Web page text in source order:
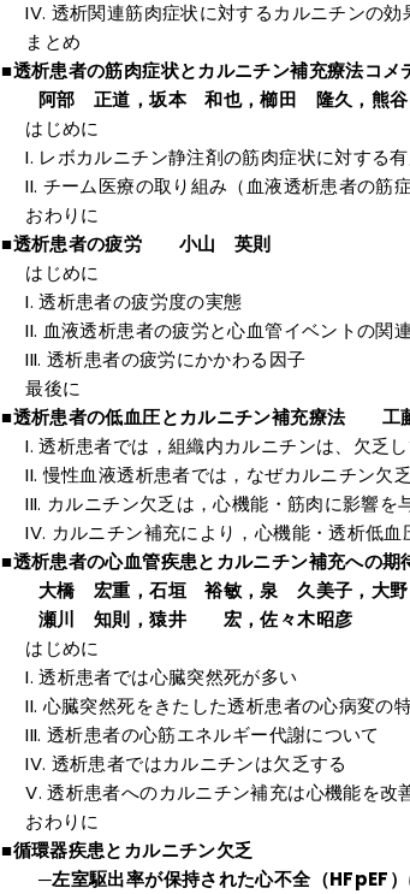
透析関連筋肉症状に対するカルニチンの効
まとめ
■透析患者の筋肉症状とカルニチン補充療法コメ
阿部 正道，坂本 和也，櫛田 隆久，熊
はじめに
レボカルニチン静注剤の筋肉症状に対する
チーム医療の取り組み（血液透析患者の筋
おわりに
■透析患者の疲労 小山 英則
はじめに
透析患者の疲労度の実態
血液透析患者の疲労と心血管イベントの関連
透析患者の疲労にかかわる因子
最後に
■透析患者の低血圧とカルニチン補充療法
透析患者では，組織内カルニチンは、欠乏
慢性血液透析患者では，なぜカルニチン欠
カルニチン欠乏は，心機能・筋肉に影響を
カルニチン補充により，心機能・透析低血
■透析患者の心血管疾患とカルニチン補充への期
大橋 宏重，石垣 裕敏，泉 久美子，大野
瀬川 知則，猿井 宏，佐々木昭彦
はじめに
透析患者では心臓突然死が多い
心臓突然死をきたした透析患者の心病変の
透析患者の心筋エネルギー代謝について
透析患者ではカルニチンは欠乏する
透析患者へのカルニチン補充は心機能を改
おわりに
■循環器疾患とカルニチン欠乏
─左室駆出率が保持された心不全（HFpEF